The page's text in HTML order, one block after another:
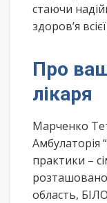
стаючи
здоров’я
Про
лікаря
Марченко
Амбулаторія
практики –
область,